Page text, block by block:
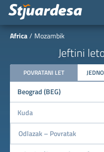
Africa Mozambik
Jeftini
POVRATANI LET